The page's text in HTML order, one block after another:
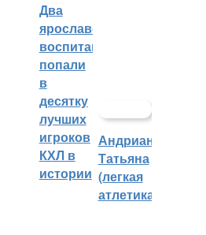
Два
ярославских
воспитанника
попали
в
десятку
лучших
игроков
КХЛ в
истории
Андрианова
Татьяна
(легкая
атлетика)